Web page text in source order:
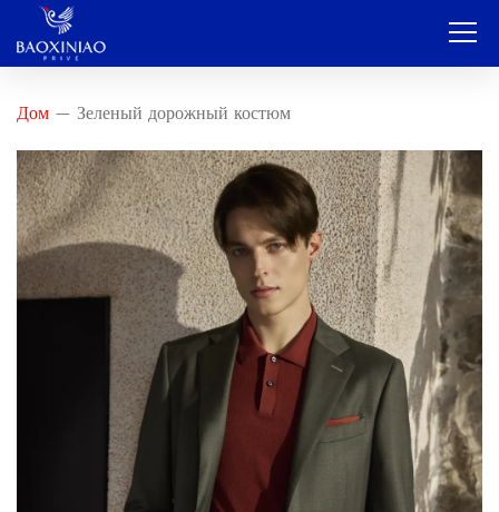
Дом — Зеленый дорожный костюм
Компания
OEM и ODM-производители
Услуга
Продукт
Русский